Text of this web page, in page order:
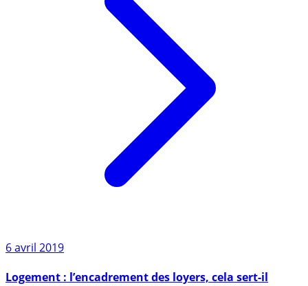
6 avril 2019